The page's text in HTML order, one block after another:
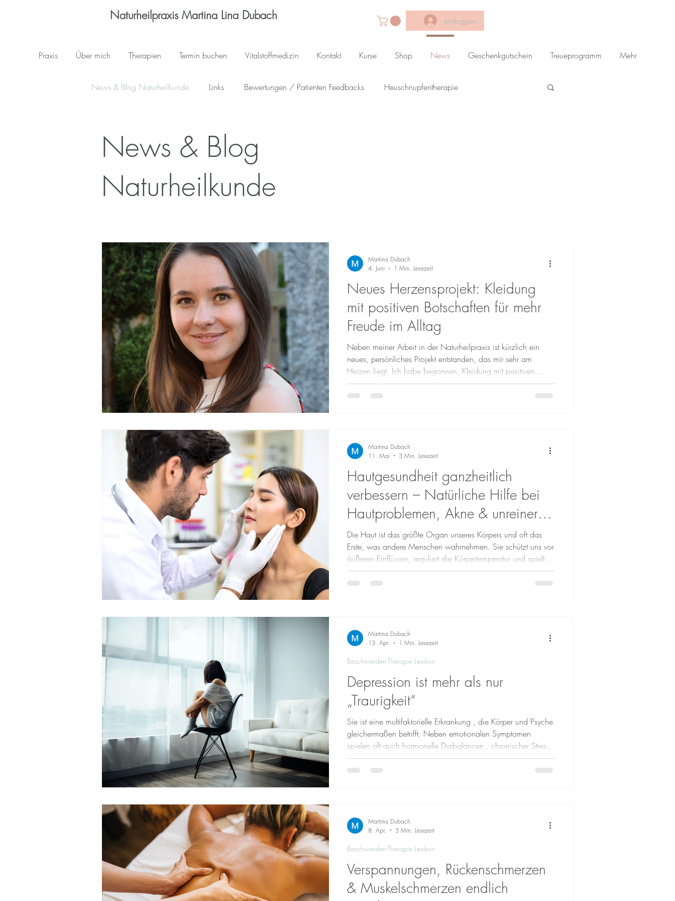
Naturheilpraxis Martina Lina Dubach einloggen
Praxis Über mich Therapien Termin buchen Vitalstoffmedizin Kontakt Kurse Shop News Geschenkgutschein Treueprogramm Mehr
News & Blog Naturheilkunde Links Bewertungen / Patienten Feedbacks Heuschnupfentherapie
News & Blog
Naturheilkunde
Neues Herzensprojekt: Kleidung
mit positiven Botschaften für mehr
Freude im Alltag
Neben meiner Arbeit in der Naturheilpraxis ist kürzlich ein
neues, persönliches Projekt entstanden, das mir sehr am
Herzen liegt. Ich habe begonnen, Kleidung mit positiven
Sprüchen und Botschaften zu gestalten, kleine Erinnerungen für
den Alltag, die mehr Leichtigkeit, Freude und ein Lächeln in
Stress
Martina Dubach
4. Juni
1 Min. Lesezeit
Hautgesundheit ganzheitlich
verbessern – Natürliche Hilfe bei
Hautproblemen, Akne & unreiner
Haut
Die Haut ist das größte Organ unseres Körpers und oft das
Erste, was andere Menschen wahrnehmen. Sie schützt uns vor
äußeren Einflüssen, reguliert die Körpertemperatur und spielt
eine wichtige Rolle für unser Wohlbefinden. Umso wichtiger
ist eine gesunde Hautpflege, nicht nur äußerlich, sondern
Ein ganzh
Martina Dubach
11. Mai
3 Min. Lesezeit
Depression ist mehr als nur
„Traurigkeit“
Sie ist eine multifaktorielle Erkrankung , die Körper und Psyche
gleichermaßen betrifft. Neben emotionalen Symptomen
spielen oft auch hormonelle Dysbalancen , chronischer Stress ,
Entzündungsprozesse , Nährstoffdefizite und sogar die Darm-
Hirn-Achse eine entscheidende Rolle. Eine nachhaltige
der Be
Beschwerden-Therapie Lexikon
Martina Dubach
13. Apr.
1 Min. Lesezeit
Verspannungen, Rückenschmerzen
& Muskelschmerzen endlich
Beschwerden-Therapie Lexikon
Martina Dubach
8. Apr.
5 Min. Lesezeit